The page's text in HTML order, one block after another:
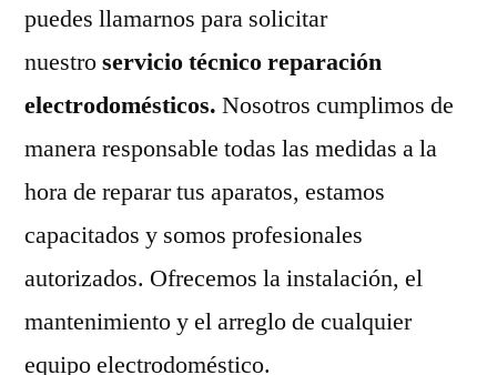
puedes llamarnos para solicitar
nuestroservicio técnico reparación
electrodomésticos. Nosotros cumplimos de
manera responsable todas las medidas a la
hora de reparar tus aparatos, estamos
capacitados y somos profesionales
autorizados. Ofrecemos la instalación, el
mantenimiento y el arreglo de cualquier
equipo electrodoméstico.